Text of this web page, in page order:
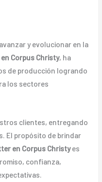
y evolucionar en la
Corpus Christy, ha
de producción logrando
los sectores
clientes, entregando
El propósito de brindar
en Corpus Christyes
confianza,